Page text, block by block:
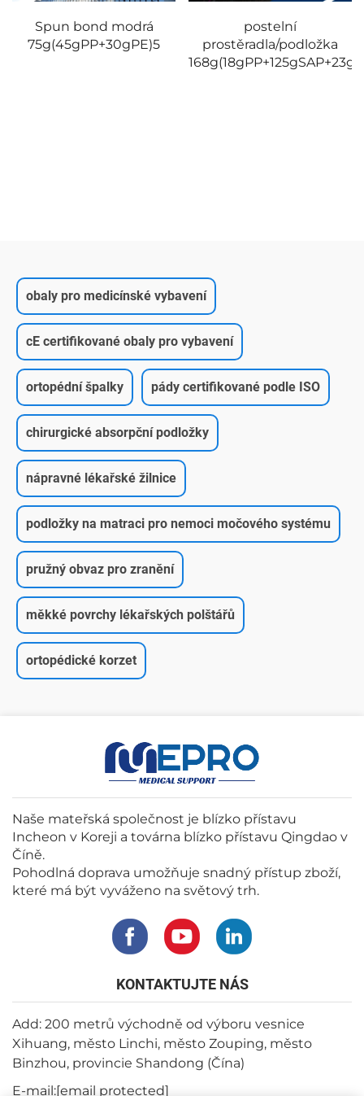
postelní
prostěradla/podložka
168g(18gPP+125gSAP+23gPE)5
postelní
prostěradla/podložka
obaly pro medicínské vybavení
cE certifikované obaly pro vybavení
ortopédní špalky pády certifikované podle ISO
chirurgické absorpční podložky
nápravné lékařské žilnice
podložky na matraci pro nemoci močového systému
pružný obvaz pro zranění
měkké povrchy lékařských polštářů
ortopédické korzet
Naše mateřská společnost je blízko přístavu
Incheon v Koreji a továrna blízko přístavu Qingdao v
Číně.
Pohodlná doprava umožňuje snadný přístup zboží,
které má být vyváženo na světový trh.
KONTAKTUJTE NÁS
Add: 200 metrů východně od výboru vesnice
Xihuang, město Linchi, město Zouping, město
Binzhou, provincie Shandong (Čína)
E-mail:[email protected]